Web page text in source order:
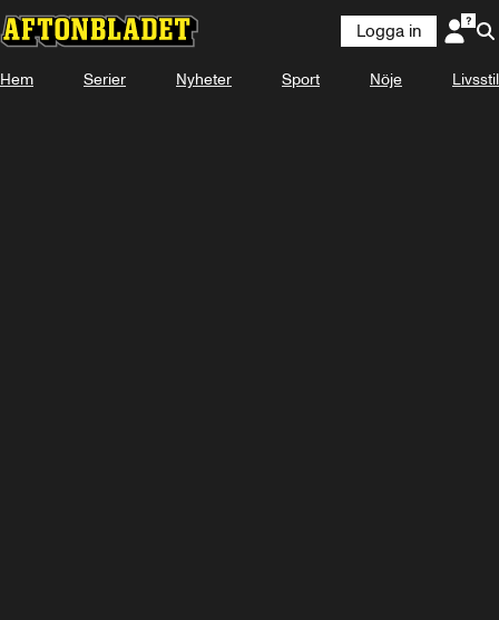
Logga in
Hem Serier Nyheter Sport Nöje Livsstil